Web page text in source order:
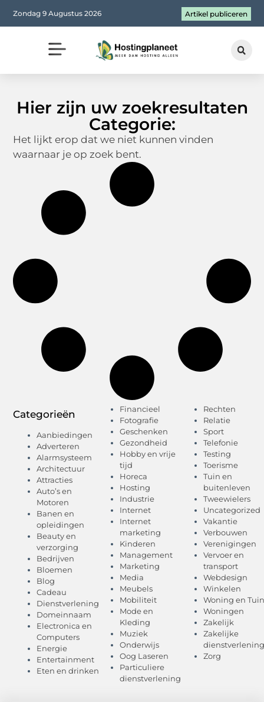
Zondag 9 Augustus 2026 Artikel publiceren
Hier zijn uw zoekresultaten
Categorie:
Het lijkt erop dat we niet kunnen vinden
waarnaar je op zoek bent.
Categorieën
Aanbiedingen
Adverteren
Alarmsysteem
Architectuur
Attracties
Auto’s en
Motoren
Banen en
opleidingen
Beauty en
verzorging
Bedrijven
Bloemen
Blog
Cadeau
Dienstverlening
Domeinnaam
Electronica en
Computers
Energie
Entertainment
Eten en drinken
Financieel
Fotografie
Geschenken
Gezondheid
Hobby en vrije
tijd
Horeca
Hosting
Industrie
Internet
Internet
marketing
Kinderen
Management
Marketing
Media
Meubels
Mobiliteit
Mode en
Kleding
Muziek
Onderwijs
Oog Laseren
Particuliere
dienstverlening
Rechten
Relatie
Sport
Telefonie
Testing
Toerisme
Tuin en
buitenleven
Tweewielers
Uncategorized
Vakantie
Verbouwen
Verenigingen
Vervoer en
transport
Webdesign
Winkelen
Woning en Tuin
Woningen
Zakelijk
Zakelijke
dienstverlening
Zorg